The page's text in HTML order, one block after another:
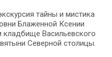
тайны и мистика
Блаженной Ксении
кладбище Васильевского
Северной столицы.